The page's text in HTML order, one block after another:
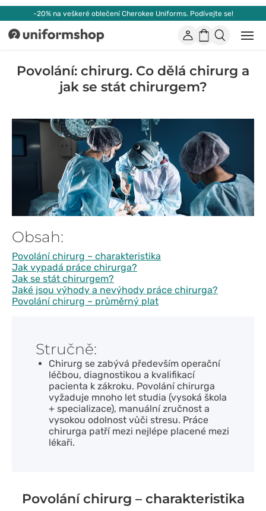
-20% na veškeré oblečení Cherokee Uniforms. Podívejte se!
Uniformshop ÚčetNákupní
Povolání: chirurg. Co dělá chirurg a
jak se stát chirurgem?
Obsah:
Povolání chirurg – charakteristika
Jak vypadá práce chirurga?
Jak se stát chirurgem?
Jaké jsou výhody a nevýhody práce chirurga?
Povolání chirurg – průměrný plat
Stručně:
Chirurg se zabývá především operační
léčbou, diagnostikou a kvalifikací
pacienta k zákroku. Povolání chirurga
vyžaduje mnoho let studia (vysoká škola
+ specializace), manuální zručnost a
vysokou odolnost vůči stresu. Práce
chirurga patří mezi nejlépe placené mezi
lékaři.
Povolání chirurg – charakteristika